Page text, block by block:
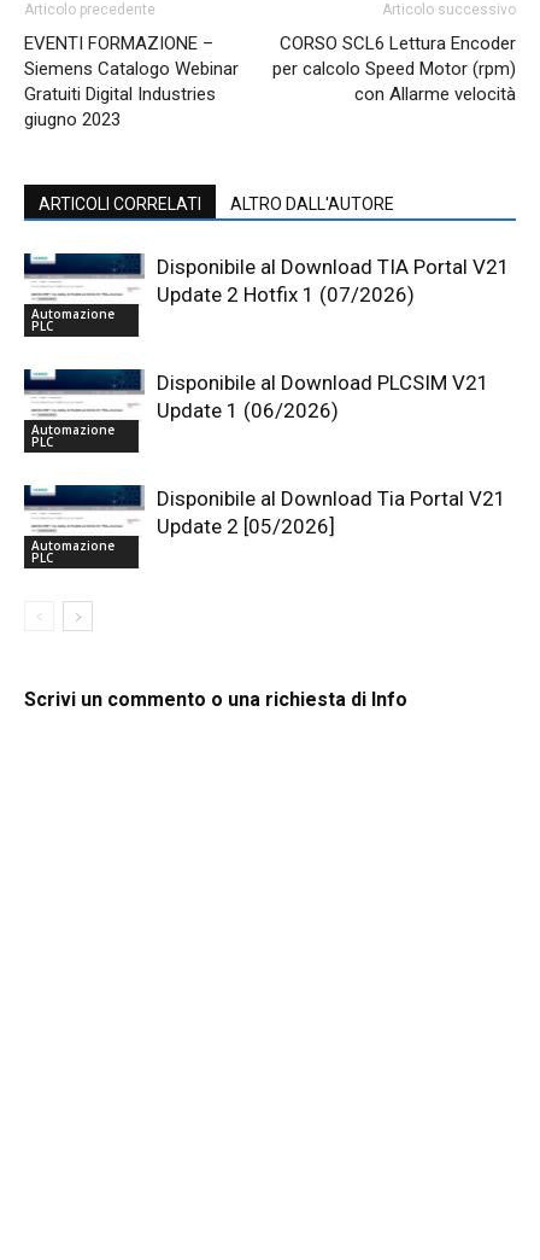
Articolo precedente
EVENTI FORMAZIONE –
Siemens Catalogo Webinar
Gratuiti Digital Industries
giugno 2023
Articolo successivo
CORSO SCL6 Lettura Encoder
per calcolo Speed Motor (rpm)
con Allarme velocità
ARTICOLI CORRELATI ALTRO DALL'AUTORE
Automazione
PLC
Disponibile al Download TIA Portal V21
Update 2 Hotfix 1 (07/2026)
Automazione
PLC
Disponibile al Download PLCSIM V21
Update 1 (06/2026)
Automazione
PLC
Disponibile al Download Tia Portal V21
Update 2 [05/2026]
Scrivi un commento o una richiesta di Info